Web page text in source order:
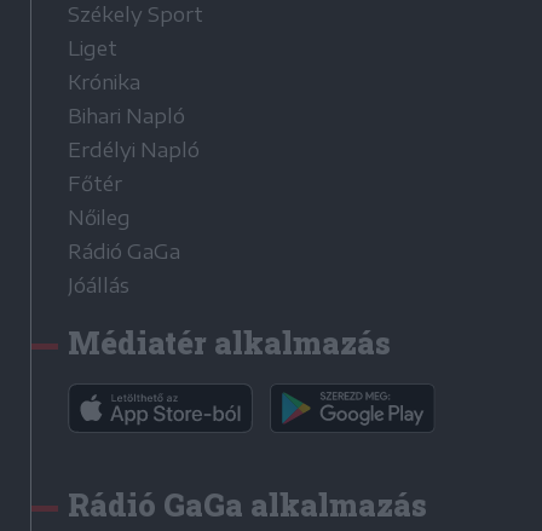
Székely Sport
Liget
Krónika
Bihari Napló
Erdélyi Napló
Főtér
Nőileg
Rádió GaGa
Jóállás
Médiatér alkalmazás
Rádió GaGa alkalmazás